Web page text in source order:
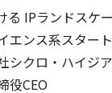
IPランドスケ
ートアッ
ハイジア